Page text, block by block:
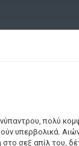
πολύ
υπερβολικά.
σεξ απίλ του,